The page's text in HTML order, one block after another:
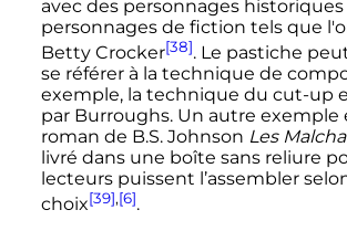
avec des personnages
personnages de fiction tels que
Betty Crocker[38]. Le pastiche
se référer à la technique de
exemple, la technique du cut-up
par Burroughs. Un autre exemple
roman de B.S. Johnson Les
livré dans une boîte sans reliure
lecteurs puissent l’assembler
choix[39],[6].